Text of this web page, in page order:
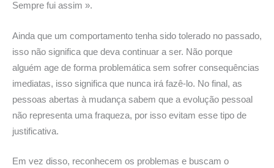
Sempre fui assim ».
Ainda que um comportamento tenha sido tolerado no passado,
isso não significa que deva continuar a ser. Não porque
alguém age de forma problemática sem sofrer consequências
imediatas, isso significa que nunca irá fazê-lo. No final, as
pessoas abertas à mudança sabem que a evolução pessoal
não representa uma fraqueza, por isso evitam esse tipo de
justificativa.
Em vez disso, reconhecem os problemas e buscam o